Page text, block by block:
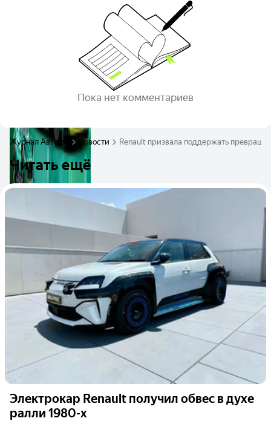
Пока нет комментариев
Журнал Авто.ру Новости Renault призвала поддержать
Читать ещё
Электрокар Renault получил обвес в духе
ралли 1980-х